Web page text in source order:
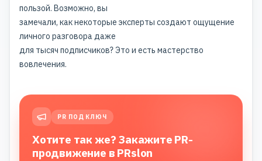
пользой. Возможно, вы
замечали, как некоторые эксперты создают ощущение
личного разговора даже
для тысяч подписчиков? Это и есть мастерство
вовлечения.
PR ПОД КЛЮЧ
Хотите так же? Закажите PR-
продвижение в PRslon